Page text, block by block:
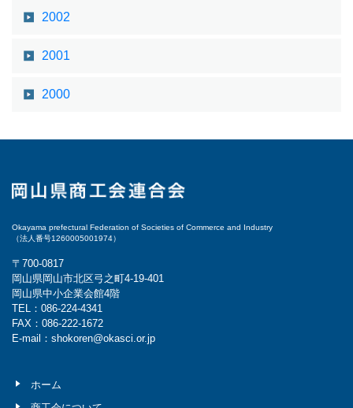
2002
2001
2000
Okayama prefectural Federation of Societies of Commerce and Industry
（法人番号1260005001974）
〒700-0817
岡山県岡山市北区弓之町4-19-401
岡山県中小企業会館4階
TEL：086-224-4341
FAX：086-222-1672
E-mail：shokoren@okasci.or.jp
ホーム